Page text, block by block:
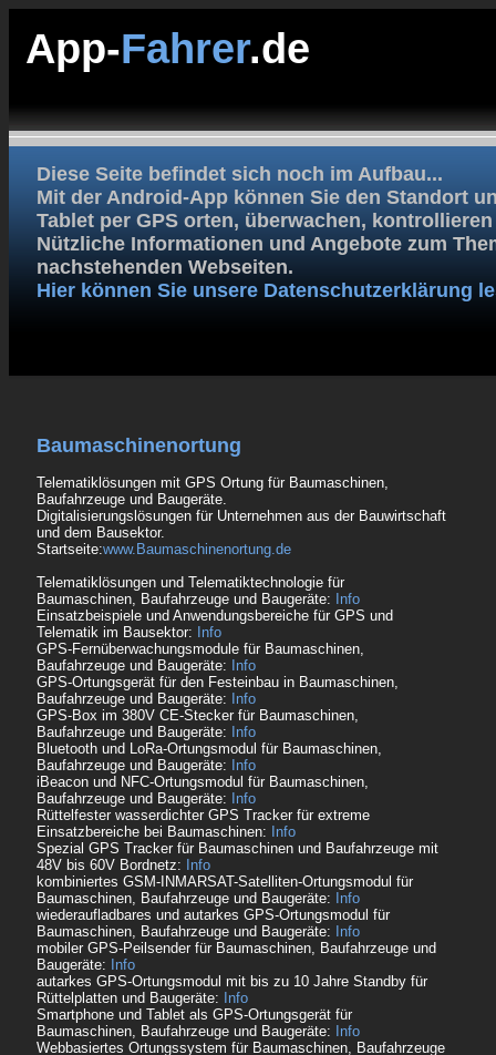
App-Fahrer.de
Diese Seite befindet sich noch im Aufbau...
Mit der Android-App können Sie den Standort
Tablet per GPS orten, überwachen,
Nützliche Informationen und Angebote zum
nachstehenden Webseiten.
Hier können Sie unsere Datenschutzerklärung
Baumaschinenortung
Telematiklösungen mit GPS Ortung für Baumaschinen,
Baufahrzeuge und Baugeräte.
Digitalisierungslösungen für Unternehmen aus der Bauwirtschaft
und dem Bausektor.
Startseite:www.Baumaschinenortung.de
Telematiklösungen und Telematiktechnologie für
Baumaschinen, Baufahrzeuge und Baugeräte:
Info
Einsatzbeispiele und Anwendungsbereiche für GPS und
Telematik im Bausektor:
Info
GPS-Fernüberwachungsmodule für Baumaschinen,
Baufahrzeuge und Baugeräte:
Info
GPS-Ortungsgerät für den Festeinbau in Baumaschinen,
Baufahrzeuge und Baugeräte:
Info
GPS-Box im 380V CE-Stecker für Baumaschinen,
Baufahrzeuge und Baugeräte:
Info
Bluetooth und LoRa-Ortungsmodul für Baumaschinen,
Baufahrzeuge und Baugeräte:
Info
iBeacon und NFC-Ortungsmodul für Baumaschinen,
Baufahrzeuge und Baugeräte:
Info
Rüttelfester wasserdichter GPS Tracker für extreme
Einsatzbereiche bei Baumaschinen:
Info
Spezial GPS Tracker für Baumaschinen und Baufahrzeuge mit
48V bis 60V Bordnetz:
Info
kombiniertes GSM-INMARSAT-Satelliten-Ortungsmodul für
Baumaschinen, Baufahrzeuge und Baugeräte:
Info
wiederaufladbares und autarkes GPS-Ortungsmodul für
Baumaschinen, Baufahrzeuge und Baugeräte:
Info
mobiler GPS-Peilsender für Baumaschinen, Baufahrzeuge und
Baugeräte:
Info
autarkes GPS-Ortungsmodul mit bis zu 10 Jahre Standby für
Rüttelplatten und Baugeräte:
Info
Smartphone und Tablet als GPS-Ortungsgerät für
Baumaschinen, Baufahrzeuge und Baugeräte:
Info
Webbasiertes Ortungssystem für Baumaschinen, Baufahrzeuge